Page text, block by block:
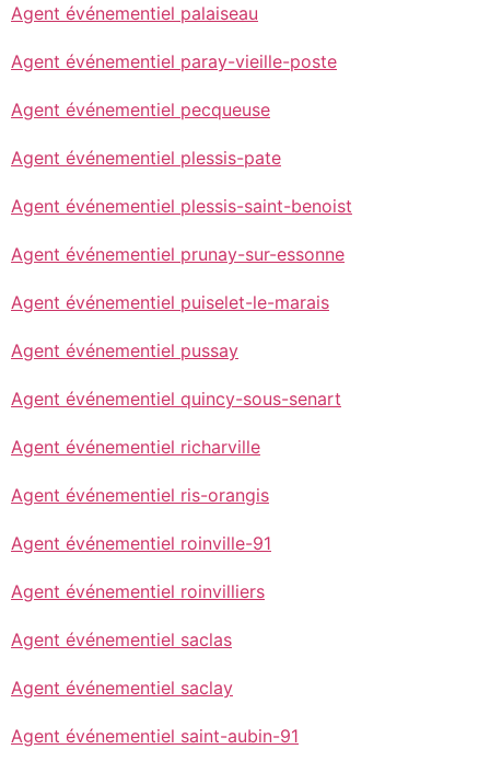
Agent événementiel palaiseau
Agent événementiel paray-vieille-poste
Agent événementiel pecqueuse
Agent événementiel plessis-pate
Agent événementiel plessis-saint-benoist
Agent événementiel prunay-sur-essonne
Agent événementiel puiselet-le-marais
Agent événementiel pussay
Agent événementiel quincy-sous-senart
Agent événementiel richarville
Agent événementiel ris-orangis
Agent événementiel roinville-91
Agent événementiel roinvilliers
Agent événementiel saclas
Agent événementiel saclay
Agent événementiel saint-aubin-91